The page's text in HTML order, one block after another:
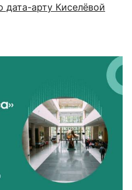
дата-арту Киселёвой